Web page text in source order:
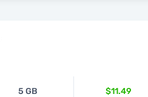
5 GB $11.49